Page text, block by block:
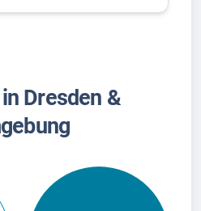
Dresden &